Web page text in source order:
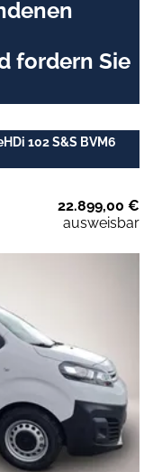
fordern Sie
102 S&S BVM6
22.899,00 €
ausweisbar